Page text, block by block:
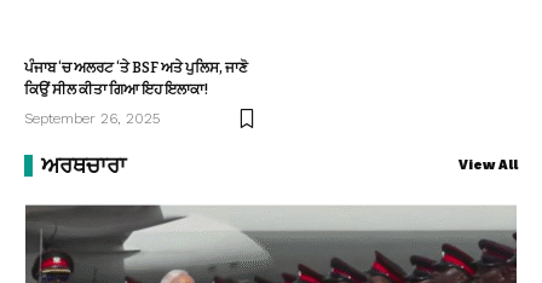
ਪੰਜਾਬ ‘ਚ ਅਲਰਟ ‘ਤੇ BSF ਅਤੇ ਪੁਲਿਸ, ਜਾਣੋ
ਕਿਉਂ ਸੀਲ ਕੀਤਾ ਗਿਆ ਇਹ ਇਲਾਕਾ!
September 26, 2025
ਅਰਥਚਾਰਾ View All